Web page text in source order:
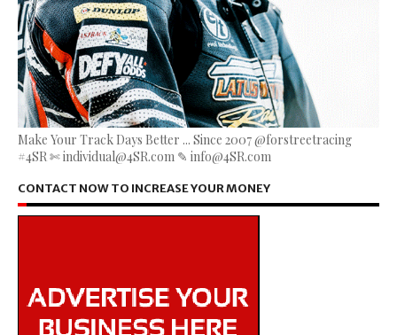
Make Your Track Days Better ... Since 2007 @forstreetracing
#4SR ✄ individual@4SR.com ✎ info@4SR.com
CONTACT NOW TO INCREASE YOUR MONEY